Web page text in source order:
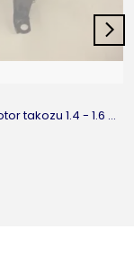
B-max motor takozu 1.4 - 1.6 benzinli 2012-2016 ORJİNAL